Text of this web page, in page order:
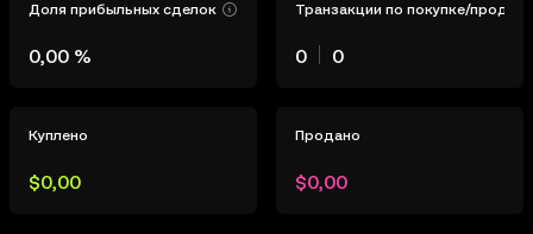
Доля прибыльных сделок
0,00 %
Транзакции по покупке/
0 0
Куплено
$0,00
Продано
$0,00